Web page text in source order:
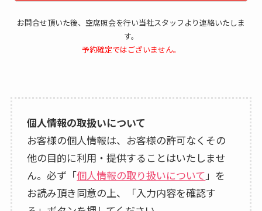
お問合せ頂いた後、空席照会を行い当社スタッフより連絡いたしま
す。
予約確定ではございません。
個人情報の取扱いについて
お客様の個人情報は、お客様の許可なくその
他の目的に利用・提供することはいたしませ
ん。必ず「個人情報の取り扱いについて 」を
お読み頂き同意の上、「入力内容を確認す